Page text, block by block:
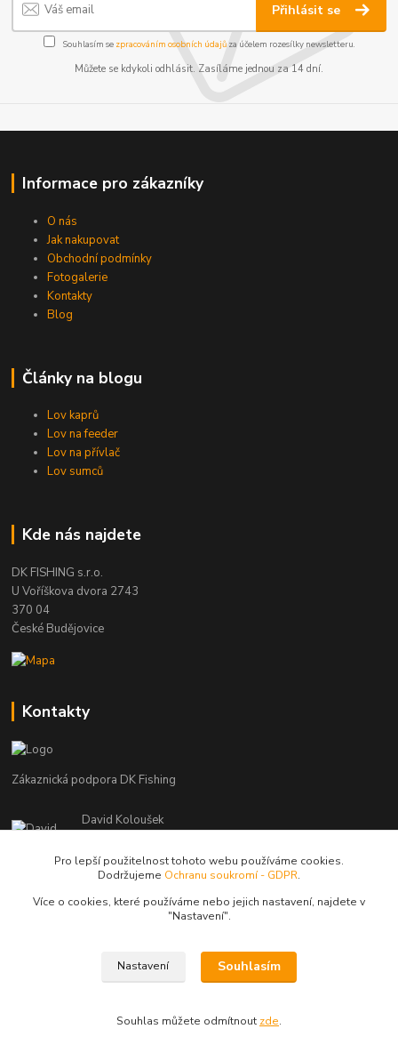
Přihlásit se
Souhlasím se zpracováním osobních údajůza účelem rozesílky newsletteru.
Můžete se kdykoli odhlásit. Zasíláme jednou za 14 dní.
Informace pro zákazníky
O nás
Jak nakupovat
Obchodní podmínky
Fotogalerie
Kontakty
Blog
Články na blogu
Lov kaprů
Lov na feeder
Lov na přívlač
Lov sumců
Kde nás najdete
DK FISHING s.r.o.
U Voříškova dvora 2743
370 04
České Budějovice
Kontakty
Zákaznická podpora DK Fishing
David Koloušek
(Po-Pá, 7-18 hod.)
© Copyright 2026 - DK FISHING s.r.o.
Pro lepší použitelnost tohoto webu používáme cookies.
Dodržujeme Ochranu soukromí - GDPR.
Více o cookies, které používáme nebo jejich nastavení, najdete v
"Nastavení".
Nastavení Souhlasím
Souhlas můžete odmítnout zde.